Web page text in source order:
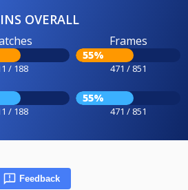
OVERALL
/ 188
Frames
55%
471 / 851
/ 188
55%
471 / 851
Feedback